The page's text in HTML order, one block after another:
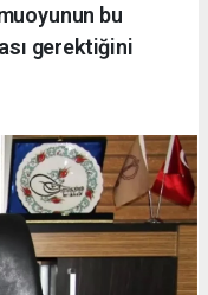
bu
gerektiğini